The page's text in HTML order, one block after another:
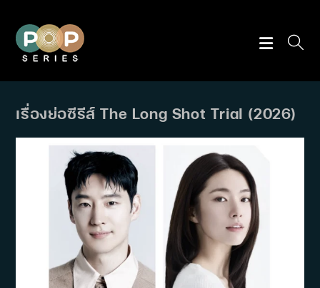
content
เรื่องย่อซีรีส์ The Long Shot Trial (2026)